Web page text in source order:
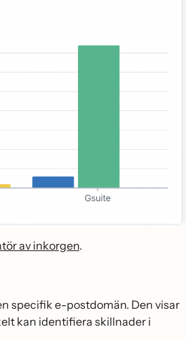
av inkorgen.
specifik e-postdomän. Den visar
kan identifiera skillnader i